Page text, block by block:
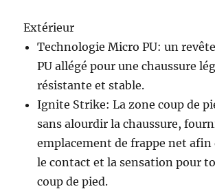
Extérieur
Technologie Micro PU: un
PU allégé pour une chaussure
résistante et stable.
Ignite Strike: La zone coup de
sans alourdir la chaussure,
emplacement de frappe net afin
le contact et la sensation pour
coup de pied.